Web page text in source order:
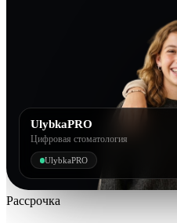
UlybkaPRO
Цифровая стоматология
UlybkaPRO
Рассрочка